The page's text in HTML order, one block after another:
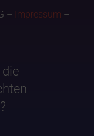
– Impressum –